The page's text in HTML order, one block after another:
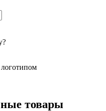
товары